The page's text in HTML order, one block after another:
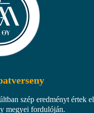
szép eredményt értek
megyei fordulóján.